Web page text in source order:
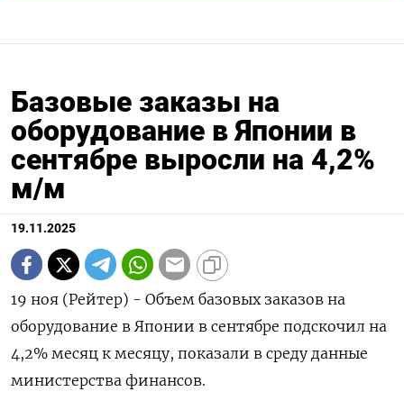
Базовые заказы на
оборудование в Японии в
сентябре выросли на 4,2%
м/м
19.11.2025
19 ноя (Рейтер) - Объем базовых заказов на
оборудование в Японии в сентябре подскочил на
4,2% месяц к месяцу, показали в среду данные
министерства финансов.